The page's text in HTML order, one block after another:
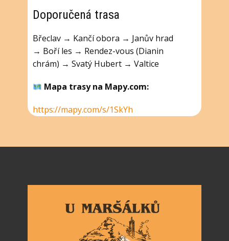
Doporučená trasa
Břeclav → Kančí obora → Janův hrad
→ Boří les → Rendez-vous (Dianin
chrám) → Svatý Hubert → Valtice
Mapa trasy na Mapy.com:
https://mapy.com/s/1SkYh